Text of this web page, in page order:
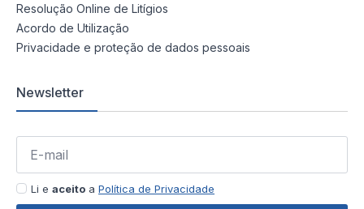
Resolução Online de Litígios
Acordo de Utilização
Privacidade e proteção de dados pessoais
Newsletter
Li e aceito a Política de Privacidade